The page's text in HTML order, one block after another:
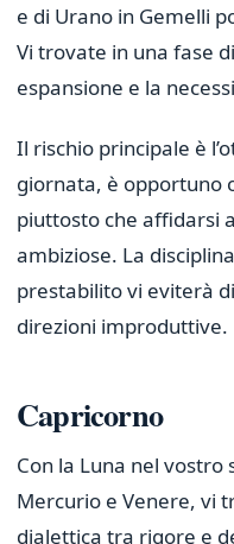
e di Urano in Gemelli
Vi trovate in una fase
espansione e la
Il rischio principale è
giornata, è opportuno
piuttosto che affidarsi
ambiziose. La
prestabilito vi eviterà
direzioni improduttive.
Capricorno
Con la Luna nel vostro
Mercurio e Venere, vi
dialettica tra rigore e